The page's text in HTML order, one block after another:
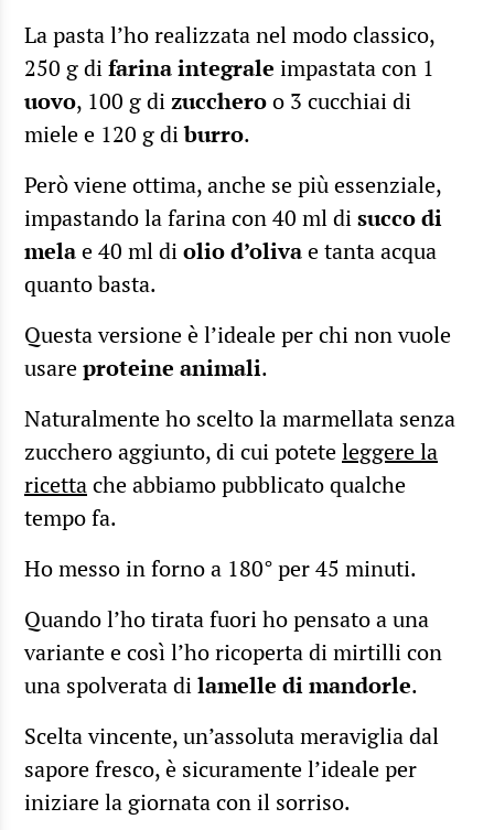
La pasta l’ho realizzata nel modo classico,
250 g difarina integrale impastata con 1
uovo, 100 g dizuccheroo 3 cucchiai di
miele e 120 g diburro.
Però viene ottima, anche se più essenziale,
impastando la farina con 40 ml disucco di
melae 40 ml diolio d’olivae tanta acqua
quanto basta.
Questa versione è l’ideale per chi non vuole
usareproteine animali.
Naturalmente ho scelto la marmellata senza
zucchero aggiunto, di cui poteteleggere la
ricettache abbiamo pubblicato qualche
tempo fa.
Ho messo in forno a 180° per 45 minuti.
Quando l’ho tirata fuori ho pensato a una
variante e così l’ho ricoperta di mirtilli con
una spolverata dilamelle di mandorle.
Scelta vincente, un’assoluta meraviglia dal
sapore fresco, è sicuramente l’ideale per
iniziare la giornata con il sorriso.